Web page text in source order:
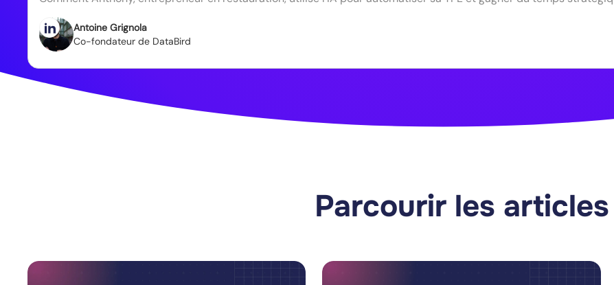
Antoine Grignola
Co-fondateur de DataBird
Parcourir les articles